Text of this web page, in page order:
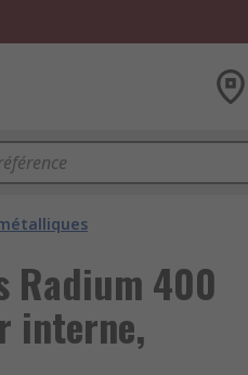
Radium 400
interne,